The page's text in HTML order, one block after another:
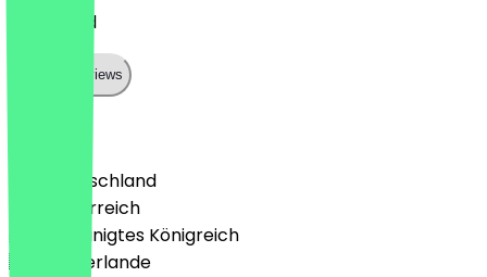
Very good
Show all reviews
🇩🇪 Deutschland
🇦🇹 Österreich
🇬🇧 Vereinigtes Königreich
🇳🇱 Niederlande